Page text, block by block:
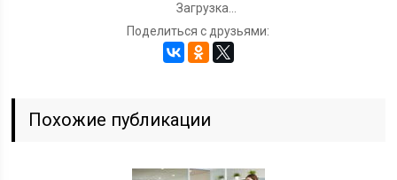
Загрузка...
Поделиться с друзьями:
Похожие публикации